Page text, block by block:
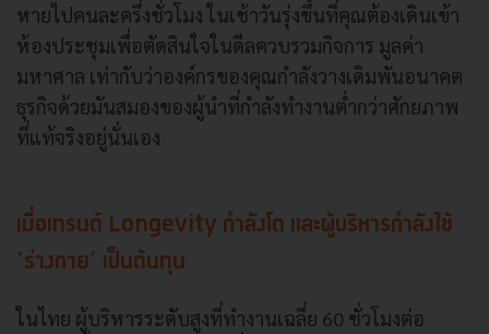
หายไปคนละครึ่งชั่วโมง ในเช้าวันรุ่งขึ้นที่คุณต้องเดินเข้า
ห้องประชุมเพื่อตัดสินใจในดีลควบรวมกิจการ มูลค่า
มหาศาล เท่ากับว่าองค์กรของคุณกำลังวางเดิมพันอนาคต
ธุรกิจด้วยมันสมองของผู้นำที่กำลังทำงานต่ำกว่าศักยภาพ
ที่แท้จริงอยู่นั่นเอง
เมื่อเทรนด์ Longevity กำลังโต และผู้บริหารกำลังใช้
‘ร่างกาย’ เป็นต้นทุน
ในไทย ผู้บริหารระดับสูงที่ทำงานเฉลี่ย 60 ชั่วโมงต่อ